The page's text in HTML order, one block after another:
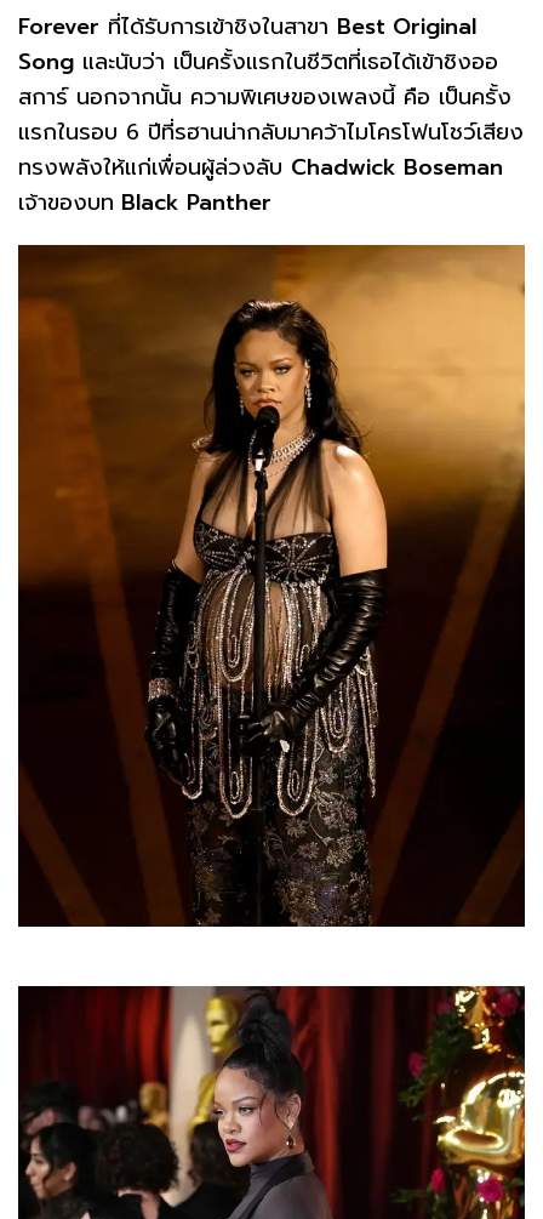
Forever ที่ได้รับการเข้าชิงในสาขา Best Original
Song และนับว่า เป็นครั้งแรกในชีวิตที่เธอได้เข้าชิงออ
สการ์ นอกจากนั้น ความพิเศษของเพลงนี้ คือ เป็นครั้ง
แรกในรอบ 6 ปีที่รฮานน่ากลับมาคว้าไมโครโฟนโชว์เสียง
ทรงพลังให้แก่เพื่อนผู้ล่วงลับ Chadwick Boseman
เจ้าของบท Black Panther